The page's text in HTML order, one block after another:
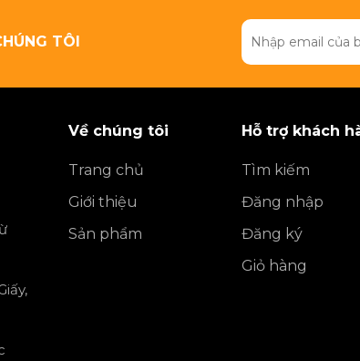
TÔI
Về chúng tôi
Trang chủ
Giới thiệu
Sản phẩm
Hỗ trợ khách
Tìm kiếm
Đăng nhập
Đăng ký
Giỏ hàng